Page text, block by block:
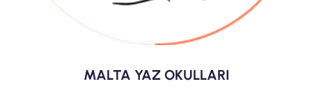
MALTA YAZ OKULLARI